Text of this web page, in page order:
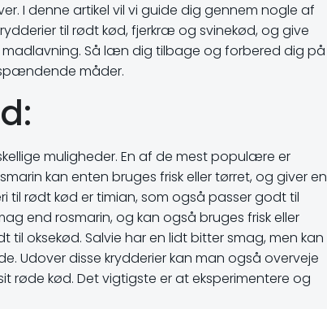
I denne artikel vil vi guide dig gennem nogle af
til rødt kød, fjerkræ og svinekød, og give
Så læn dig tilbage og forbered dig på
måder.
muligheder. En af de mest populære er
kan enten bruges frisk eller tørret, og giver en
rødt kød er timian, som også passer godt til
end rosmarin, og kan også bruges frisk eller
oksekød. Salvie har en lidt bitter smag, men kan
Udover disse krydderier kan man også overveje
røde kød. Det vigtigste er at eksperimentere og